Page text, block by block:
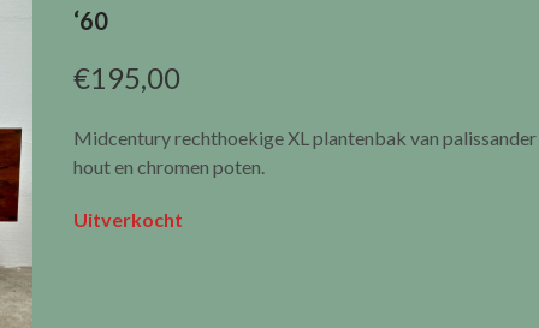
‘60
€195,00
Midcentury rechthoekige XL plantenbak van palissander
hout en chromen poten.
Uitverkocht